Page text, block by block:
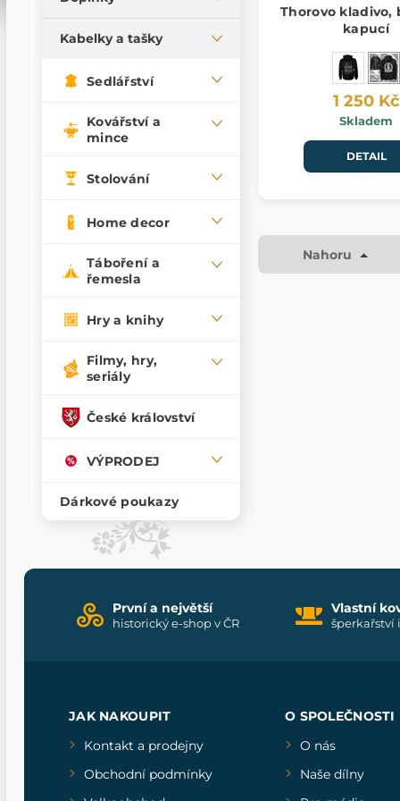
Vlněné čepice
Vlněné vesty
Vlněné ponožky
Ponča, pláště, přehozy
Opasky
Nášivky
Peněženky
Kravaty, motýlky,
Rukavice
Kabelky a tašky
Vlněné kabelky, tašky
Tašky a kabely
Sedlářství
Kovářství a
mince
Stolování
Home decor
Táboření a
řemesla
Hry a knihy
Filmy, hry,
seriály
České království
VÝPRODEJ
Dárkové poukazy
Thorovo kladivo,
kapucí
1 250 Kč
Skladem
DETAIL
Nahoru
První a největší
historický e-shop v ČR
Vlastní
šperkařství
JAK NAKOUPIT
Kontakt a prodejny
Obchodní podmínky
O SPOLEČNOSTI
O nás
Naše dílny